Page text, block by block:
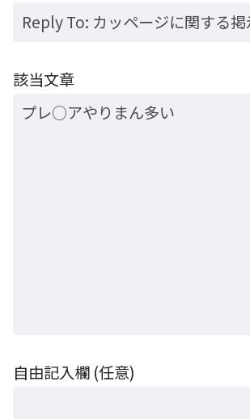
該当文章
自由記入欄 (任意)